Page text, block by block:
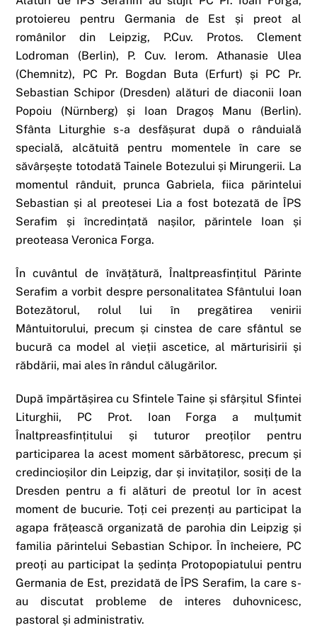
protoiereu pentru Germania de Est și preot al
românilor din Leipzig, P.Cuv. Protos. Clement
Lodroman (Berlin), P. Cuv. Ierom. Athanasie Ulea
(Chemnitz), PC Pr. Bogdan Buta (Erfurt) și PC Pr.
Sebastian Schipor (Dresden) alături de diaconii Ioan
Popoiu (Nürnberg) și Ioan Dragoș Manu (Berlin).
Sfânta Liturghie s-a desfășurat după o rânduială
specială, alcătuită pentru momentele în care se
săvârșește totodată Tainele Botezului și Mirungerii. La
momentul rânduit, prunca Gabriela, fiica părintelui
Sebastian și al preotesei Lia a fost botezată de ÎPS
Serafim și încredințată nașilor, părintele Ioan și
preoteasa Veronica Forga.
În cuvântul de învățătură, Înaltpreasfințitul Părinte
Serafim a vorbit despre personalitatea Sfântului Ioan
Botezătorul, rolul lui în pregătirea venirii
Mântuitorului, precum și cinstea de care sfântul se
bucură ca model al vieții ascetice, al mărturisirii și
răbdării, mai ales în rândul călugărilor.
După împărtășirea cu Sfintele Taine și sfârșitul Sfintei
Liturghii, PC Prot. Ioan Forga a mulțumit
Înaltpreasfințitului și tuturor preoților pentru
participarea la acest moment sărbătoresc, precum și
credincioșilor din Leipzig, dar și invitaților, sosiți de la
Dresden pentru a fi alături de preotul lor în acest
moment de bucurie. Toți cei prezenți au participat la
agapa frățească organizată de parohia din Leipzig și
familia părintelui Sebastian Schipor. În încheiere, PC
preoți au participat la ședința Protopopiatului pentru
Germania de Est, prezidată de ÎPS Serafim, la care s-
au discutat probleme de interes duhovnicesc,
pastoral și administrativ.